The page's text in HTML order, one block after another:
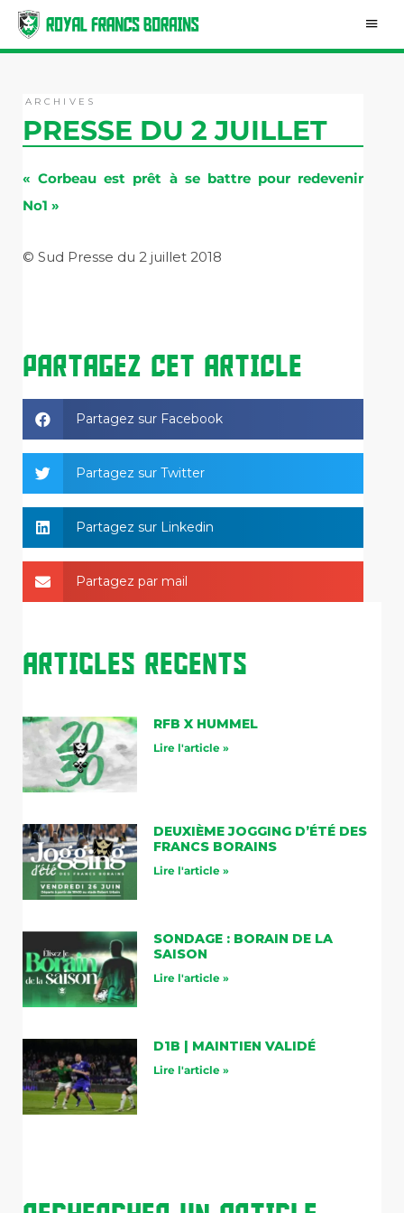
contenu
ARCHIVES
PRESSE DU 2 JUILLET
« Corbeau est prêt à se battre pour redevenir
No1 »
© Sud Presse du 2 juillet 2018
PARTAGEZ CET ARTICLE
Partagez sur Facebook
Partagez sur Twitter
Partagez sur Linkedin
Partagez par mail
Articles Recents
RFB X HUMMEL
Lire l'article »
DEUXIÈME JOGGING D’ÉTÉ DES
FRANCS BORAINS
Lire l'article »
SONDAGE : BORAIN DE LA
SAISON
Lire l'article »
D1B | MAINTIEN VALIDÉ
Lire l'article »